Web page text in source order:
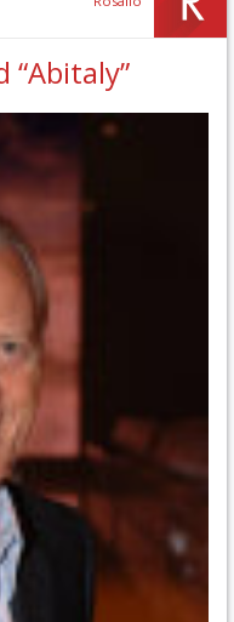
“Abitaly”